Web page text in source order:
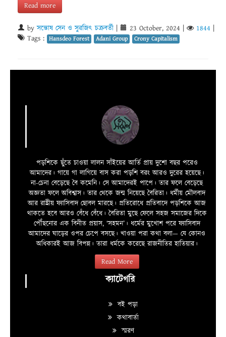
Read more
byসন্তোষ সেন ও সুরজিৎ চক্রবর্তী 23 October, 2024 1844
Tags : Hansdeo Forest Adani Group Crony Capitalism
পড়শিকে ছুঁতে চাওয়া লালন সাঁইয়ের আর্তি প্রায় দুশো বছর পরেও
আমাদের। গায়ে গা লাগিয়ে বাস করা পড়শি বরং আরও দুরের হয়েছে।
না-চেনা বেড়েছে বৈ কমেনি। সে আমাদেরই পাপে। তার ফলে বেড়েছে
অজ্ঞতা ফলে অবিশ্বাস। তার থেকে জন্ম নিয়েছে বৈরিতা। ধর্মীয় মৌলবাদ
আর রাষ্ট্রীয় ফ্যাসিবাদ ছোবল মারছে। প্রতিরোধে প্রতিবাদে পড়শিকে আজ
থাকতে হবে আরও বেঁধে বেঁধে। বৈরিতা মুছে ফেলে সহজ সমাজের দিকে
পৌঁছনোর এক বিনীত প্রয়াস, ‘সহমন’। ধর্মের মুখোশ পরে ফ্যাসিবাদ
আমাদের ঘাড়ের ওপর চেপে বসছে। খাওয়া পরা কথা বলা—­­ যে কোনও
অধিকারই আজ বিপন্ন। তারা ধর্মকে করেছে রাজনীতির হাতিয়ার।
Read More
ক্যাটেগরি
বই পড়া
কথাবার্তা
স্মরণ